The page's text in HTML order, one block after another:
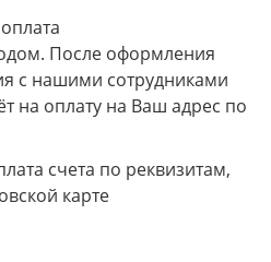
После оформления
с нашими сотрудниками
на оплату на Ваш адрес по
счета по реквизитам,
карте